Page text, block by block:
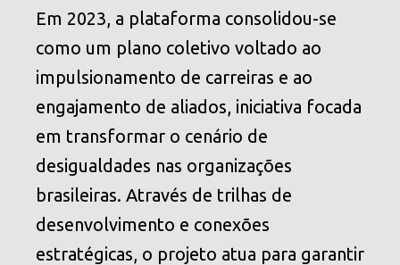
Em 2023, a plataforma consolidou-se
como um plano coletivo voltado ao
impulsionamento de carreiras e ao
engajamento de aliados, iniciativa focada
em transformar o cenário de
desigualdades nas organizações
brasileiras. Através de trilhas de
desenvolvimento e conexões
estratégicas, o projeto atua para garantir